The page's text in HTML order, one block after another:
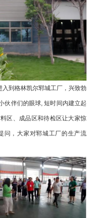
到格林凯尔郓城工厂，兴致勃
伙伴们的眼球, 短时间内建立起
区、成品区和待检区让大家惊
问，大家对郓城工厂的生产流